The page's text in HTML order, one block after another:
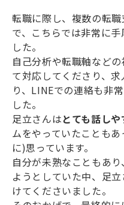
転職に際し、複数の転
で、こちらでは非常に
した。
自己分析や転職軸など
て対応してくださり、
り、LINEでの連絡も非
した。
足立さんはとても話しや
ムをやっていたことも
に)思っています。
自分が未熟なこともあ
ようとしていた中、足
けてくださいました。